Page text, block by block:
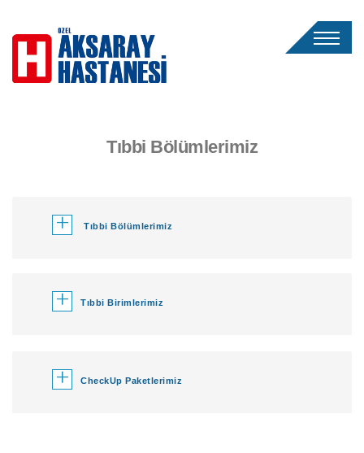
Tıbbi Bölümlerimiz
+ Tıbbi Bölümlerimiz
+ Tıbbi Birimlerimiz
+ CheckUp Paketlerimiz